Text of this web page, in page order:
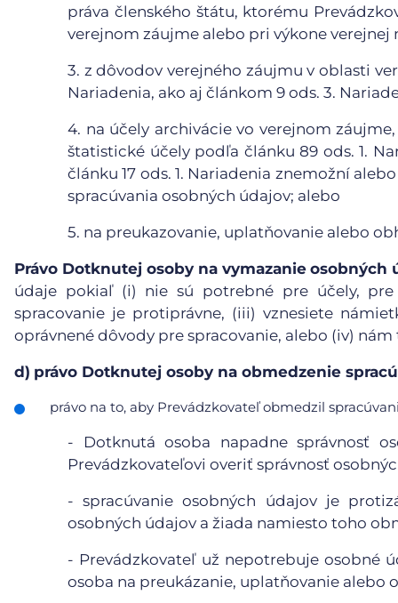
práva členského štátu, ktorému
verejnom záujme alebo pri výkone verejnej
3. z dôvodov verejného záujmu v oblasti
Nariadenia, ako aj článkom 9 ods. 3.
4. na účely archivácie vo verejnom
štatistické účely podľa článku 89 ods. 1.
článku 17 ods. 1. Nariadenia znemožní
spracúvania osobných údajov; alebo
5. na preukazovanie, uplatňovanie alebo
Právo Dotknutej osoby na vymazanie osobných
údaje pokiaľ (i) nie sú potrebné pre účely,
spracovanie je protiprávne, (iii) vznesiete
oprávnené dôvody pre spracovanie, alebo (iv)
d) právo Dotknutej osoby na obmedzenie
právo na to, aby Prevádzkovateľ obmedzil
- Dotknutá osoba napadne správnosť
Prevádzkovateľovi overiť správnosť
- spracúvanie osobných údajov je
osobných údajov a žiada namiesto toho
- Prevádzkovateľ už nepotrebuje osobné
osoba na preukázanie, uplatňovanie alebo